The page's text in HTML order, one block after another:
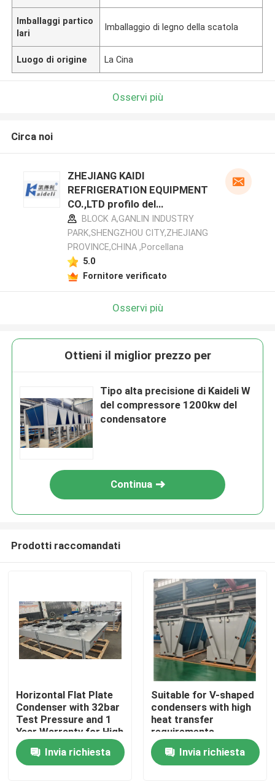
Casa.
Prodotti
Imballaggi partico
lari
Imballaggio di legno della scatola
Luogo di origine La Cina
Osservi più
Circa noi
ZHEJIANG KAIDI
REFRIGERATION EQUIPMENT
CO.,LTD profilo del
produttore
BLOCK A,GANLIN INDUSTRY
PARK,SHENGZHOU CITY,ZHEJIANG
PROVINCE,CHINA ,Porcellana
5.0
Fornitore verificato
Osservi più
Ottieni il miglior prezzo per
Tipo alta precisione di Kaideli W
del compressore 1200kw del
condensatore
Continua
Prodotti raccomandati
Horizontal Flat Plate
Condenser with 32bar
Test Pressure and 1
Year Warranty for High
Heat Exchange
EfficiencyInvia richiesta
Suitable for V-shaped
condensers with high
heat transfer
requirements,
equipped with
3P/380V/50Hz power
supply, meeting the
Invia richiesta